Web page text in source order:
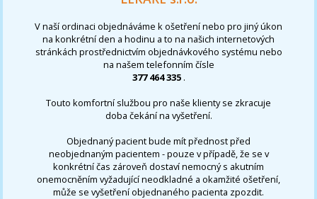
V naší ordinaci objednáváme k ošetření nebo pro jiný úkon
na konkrétní den a hodinu a to na našich internetových
stránkách prostřednictvím objednávkového systému nebo
na našem telefonním čísle
377 464 335 .
Touto komfortní službou pro naše klienty se zkracuje
doba čekání na vyšetření.
Objednaný pacient bude mít přednost před
neobjednaným pacientem - pouze v případě, že se v
konkrétní čas zároveň dostaví nemocný s akutním
onemocněním vyžadující neodkladné a okamžité ošetření,
může se vyšetření objednaného pacienta zpozdit.